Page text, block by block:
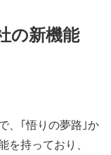
の新機能
、｢悟りの夢路｣か
を持っており、